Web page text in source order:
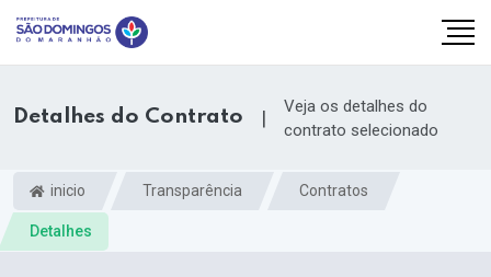
Detalhes do Contrato |
Veja os detalhes do
contrato selecionado
inicio Transparência Contratos
Detalhes